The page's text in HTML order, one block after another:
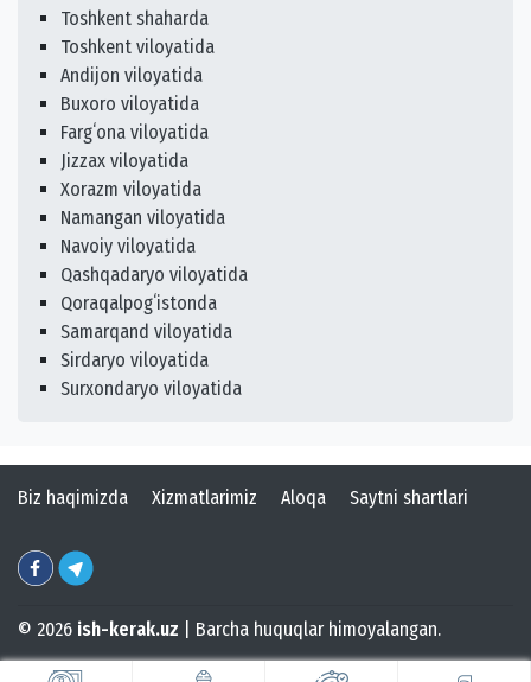
Toshkent shaharda
Toshkent viloyatida
Andijon viloyatida
Buxoro viloyatida
Fargʻona viloyatida
Jizzax viloyatida
Xorazm viloyatida
Namangan viloyatida
Navoiy viloyatida
Qashqadaryo viloyatida
Qoraqalpogʻistonda
Samarqand viloyatida
Sirdaryo viloyatida
Surxondaryo viloyatida
Biz haqimizda Xizmatlarimiz Aloqa Saytni shartlari
© 2026 ish-kerak.uz | Barcha huquqlar himoyalangan.